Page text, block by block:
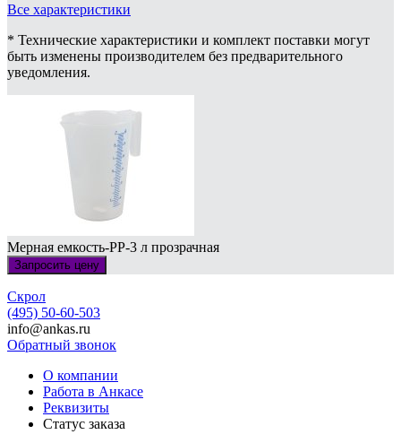
Все характеристики
* Технические характеристики и комплект поставки могут
быть изменены производителем без предварительного
уведомления.
Мерная емкость-PP-3 л прозрачная
Запросить цену
Скрол
(495) 50-60-503
info@ankas.ru
Обратный звонок
О компании
Работа в Анкасе
Реквизиты
Статус заказа